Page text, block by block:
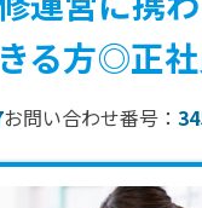
る方◎正
お問い合わせ番号：